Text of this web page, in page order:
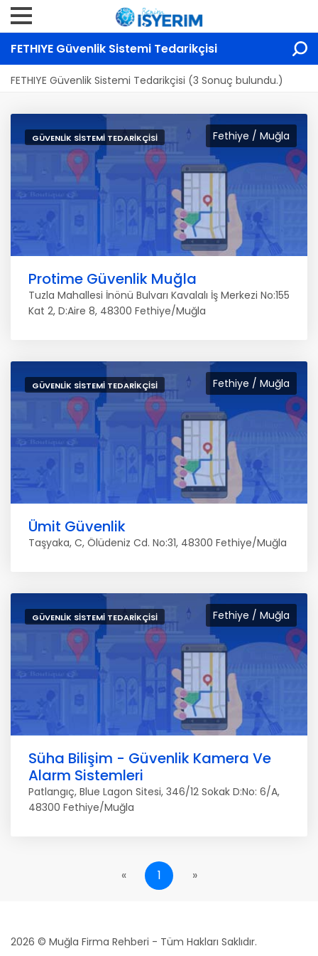
FETHIYE Güvenlik Sistemi Tedarikçisi
FETHIYE Güvenlik Sistemi Tedarikçisi (3 Sonuç bulundu.)
Fethiye / Muğla
GÜVENLIK SISTEMI TEDARIKÇISI
Protime Güvenlik Muğla
Tuzla Mahallesi İnönü Bulvarı Kavalalı İş Merkezi No:155
Kat 2, D:Aire 8, 48300 Fethiye/Muğla
Fethiye / Muğla
GÜVENLIK SISTEMI TEDARIKÇISI
Ümit Güvenlik
Taşyaka, C, Ölüdeniz Cd. No:31, 48300 Fethiye/Muğla
Fethiye / Muğla
GÜVENLIK SISTEMI TEDARIKÇISI
Süha Bilişim - Güvenlik Kamera Ve
Alarm Sistemleri
Patlangıç, Blue Lagon Sitesi, 346/12 Sokak D:No: 6/A,
48300 Fethiye/Muğla
« 1 »
2026 © Muğla Firma Rehberi - Tüm Hakları Saklıdır.